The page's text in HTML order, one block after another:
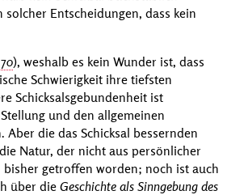
Entscheidungen, dass kein
), weshalb es kein Wunder ist, dass
Schwierigkeit ihre tiefsten
Schicksalsgebundenheit ist
und den allgemeinen
die das Schicksal bessernden
Natur, der nicht aus persönlicher
getroffen worden; noch ist auch
über die Geschichte als Sinngebung des